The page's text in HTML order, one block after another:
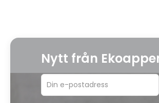
Nytt från